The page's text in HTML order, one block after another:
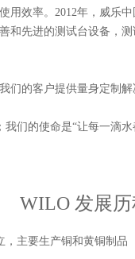
用效率。2012年，威乐
和先进的测试台设备，测
的客户提供量身定制解
们的使命是“让每一滴水
发展历
主要生产铜和黄铜制品